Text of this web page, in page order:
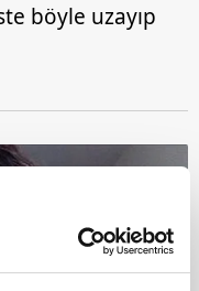
böyle uzayıp